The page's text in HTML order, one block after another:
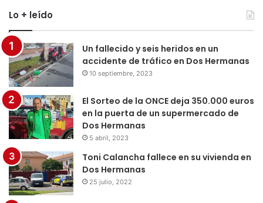
Lo + leído
Un fallecido y seis heridos en un
accidente de tráfico en Dos Hermanas
10 septiembre, 2023
El Sorteo de la ONCE deja 350.000 euros
en la puerta de un supermercado de
Dos Hermanas
5 abril, 2023
Toni Calancha fallece en su vivienda en
Dos Hermanas
25 julio, 2022